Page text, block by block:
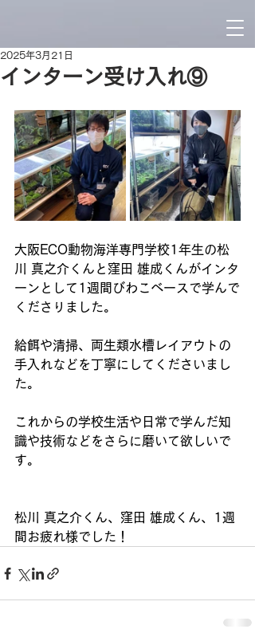
インターン受け入れ⑨
2025年3月21日
大阪ECO動物海洋専門学校1年生の松
川 真之介くんと窪田 雄成くんがインタ
ーンとして1週間びわこベースで学んで
くださりました。
給餌や清掃、両生類水槽レイアウトの
手入れなどを丁寧にしてくださいまし
た。
これからの学校生活や日常で学んだ知
識や技術などをさらに磨いて欲しいで
す。
松川 真之介くん、窪田 雄成くん、1週
間お疲れ様でした！